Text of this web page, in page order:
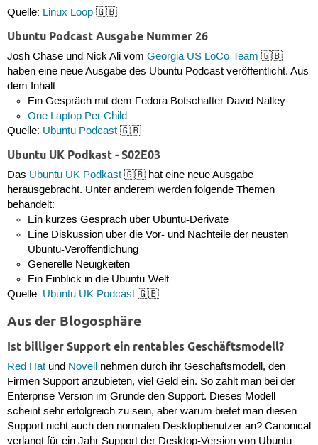
Quelle: Linux Loop🇬🇧
Ubuntu Podcast Ausgabe Nummer 26
Josh Chase und Nick Ali vom Georgia US LoCo-Team 🇬🇧
haben eine neue Ausgabe des Ubuntu Podcast veröffentlicht. Aus
dem Inhalt:
Ein Gespräch mit dem Fedora Botschafter David Nalley
One Laptop Per Child
Quelle: Ubuntu Podcast🇬🇧
Ubuntu UK Podkast - S02E03
Das Ubuntu UK Podkast🇬🇧 hat eine neue Ausgabe
herausgebracht. Unter anderem werden folgende Themen
behandelt:
Ein kurzes Gespräch über Ubuntu-Derivate
Eine Diskussion über die Vor- und Nachteile der neusten
Ubuntu-Veröffentlichung
Generelle Neuigkeiten
Ein Einblick in die Ubuntu-Welt
Quelle: Ubuntu UK Podcast🇬🇧
Aus der Blogosphäre
Ist billiger Support ein rentables Geschäftsmodell?
Red Hatund Novellnehmen durch ihr Geschäftsmodell, den
Firmen Support anzubieten, viel Geld ein. So zahlt man bei der
Enterprise-Version im Grunde den Support. Dieses Modell
scheint sehr erfolgreich zu sein, aber warum bietet man diesen
Support nicht auch den normalen Desktopbenutzer an? Canonical
verlangt für ein Jahr Support der Desktop-Version von Ubuntu